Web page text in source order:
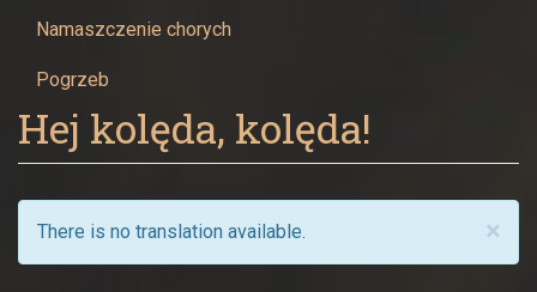
Namaszczenie chorych
Pogrzeb
Hej kolęda, kolęda!
×
There is no translation available.